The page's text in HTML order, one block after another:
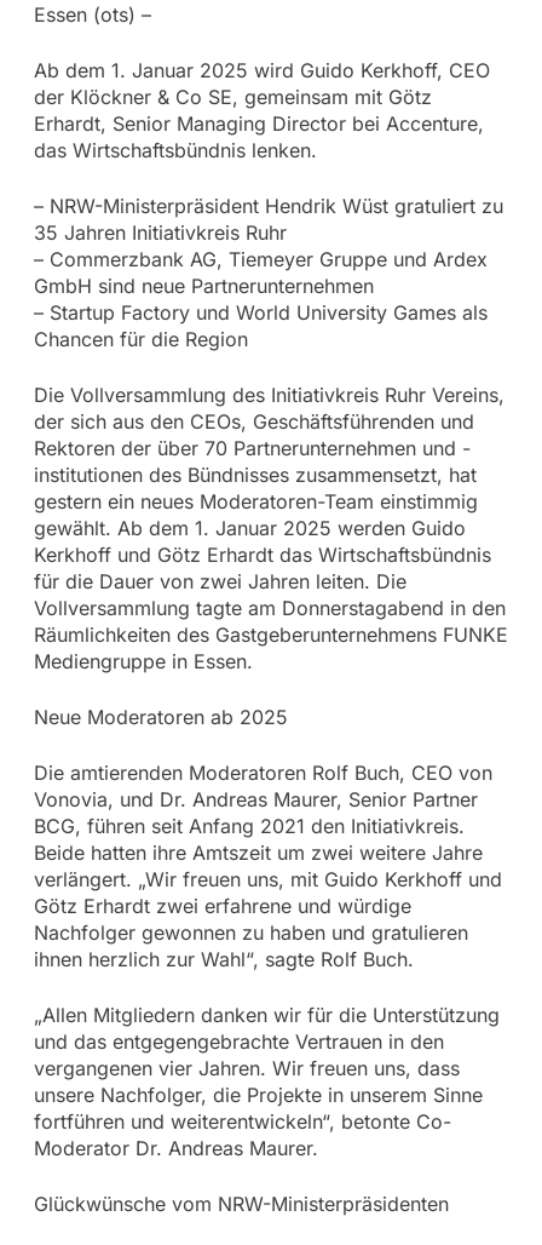
Essen (ots) –
Ab dem 1. Januar 2025 wird Guido Kerkhoff, CEO
der Klöckner & Co SE, gemeinsam mit Götz
Erhardt, Senior Managing Director bei Accenture,
das Wirtschaftsbündnis lenken.
– NRW-Ministerpräsident Hendrik Wüst gratuliert zu
35 Jahren Initiativkreis Ruhr
– Commerzbank AG, Tiemeyer Gruppe und Ardex
GmbH sind neue Partnerunternehmen
– Startup Factory und World University Games als
Chancen für die Region
Die Vollversammlung des Initiativkreis Ruhr Vereins,
der sich aus den CEOs, Geschäftsführenden und
Rektoren der über 70 Partnerunternehmen und -
institutionen des Bündnisses zusammensetzt, hat
gestern ein neues Moderatoren-Team einstimmig
gewählt. Ab dem 1. Januar 2025 werden Guido
Kerkhoff und Götz Erhardt das Wirtschaftsbündnis
für die Dauer von zwei Jahren leiten. Die
Vollversammlung tagte am Donnerstagabend in den
Räumlichkeiten des Gastgeberunternehmens FUNKE
Mediengruppe in Essen.
Neue Moderatoren ab 2025
Die amtierenden Moderatoren Rolf Buch, CEO von
Vonovia, und Dr. Andreas Maurer, Senior Partner
BCG, führen seit Anfang 2021 den Initiativkreis.
Beide hatten ihre Amtszeit um zwei weitere Jahre
verlängert. „Wir freuen uns, mit Guido Kerkhoff und
Götz Erhardt zwei erfahrene und würdige
Nachfolger gewonnen zu haben und gratulieren
ihnen herzlich zur Wahl“, sagte Rolf Buch.
„Allen Mitgliedern danken wir für die Unterstützung
und das entgegengebrachte Vertrauen in den
vergangenen vier Jahren. Wir freuen uns, dass
unsere Nachfolger, die Projekte in unserem Sinne
fortführen und weiterentwickeln“, betonte Co-
Moderator Dr. Andreas Maurer.
Glückwünsche vom NRW-Ministerpräsidenten